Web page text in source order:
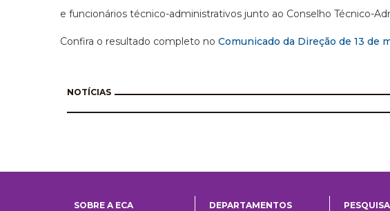
e funcionários técnico-administrativos junto ao Conselho Técnico-
Confira o resultado completo no Comunicado da Direção de 13 de
NOTÍCIAS
SOBRE A ECA DEPARTAMENTOS PESQUISA